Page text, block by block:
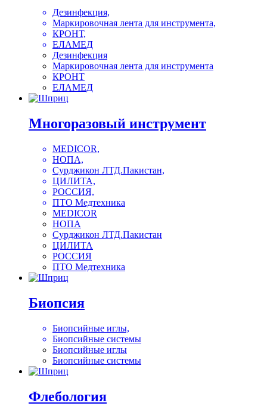
Дезинфекция,
Маркировочная лента для инструмента,
КРОНТ,
ЕЛАМЕД
Дезинфекция
Маркировочная лента для инструмента
КРОНТ
ЕЛАМЕД
Многоразовый инструмент
MEDICOR,
НОПА,
Сурджикон ЛТД.Пакистан,
ЦИЛИТА,
РОССИЯ,
ПТО Медтехника
MEDICOR
НОПА
Сурджикон ЛТД.Пакистан
ЦИЛИТА
РОССИЯ
ПТО Медтехника
Биопсия
Биопсийные иглы,
Биопсийные системы
Биопсийные иглы
Биопсийные системы
Флебология